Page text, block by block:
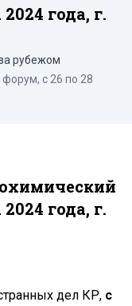
года, г.
рубежом
с 26 по 28
года, г.
дел КР, с